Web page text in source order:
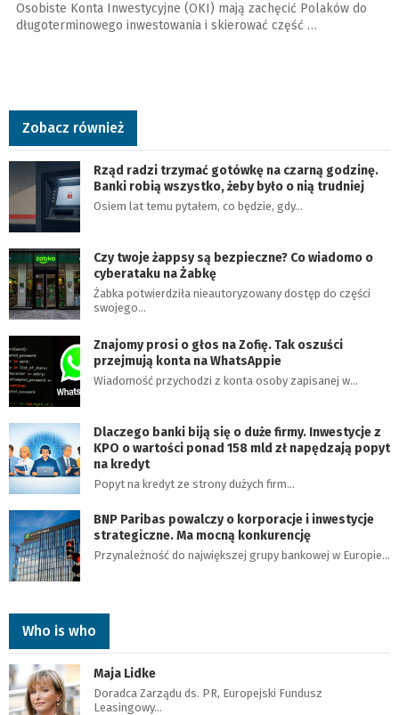
Osobiste Konta Inwestycyjne (OKI) mają zachęcić Polaków do
długoterminowego inwestowania i skierować część …
Zobacz również
Rząd radzi trzymać gotówkę na czarną godzinę.
Banki robią wszystko, żeby było o nią trudniej
Osiem lat temu pytałem, co będzie, gdy…
Czy twoje żappsy są bezpieczne? Co wiadomo o
cyberataku na Żabkę
Żabka potwierdziła nieautoryzowany dostęp do części
swojego…
Znajomy prosi o głos na Zofię. Tak oszuści
przejmują konta na WhatsAppie
Wiadomość przychodzi z konta osoby zapisanej w…
Dlaczego banki biją się o duże firmy. Inwestycje z
KPO o wartości ponad 158 mld zł napędzają popyt
na kredyt
Popyt na kredyt ze strony dużych firm…
BNP Paribas powalczy o korporacje i inwestycje
strategiczne. Ma mocną konkurencję
Przynależność do największej grupy bankowej w Europie…
Who is who
Maja Lidke
Doradca Zarządu ds. PR, Europejski Fundusz
Leasingowy…